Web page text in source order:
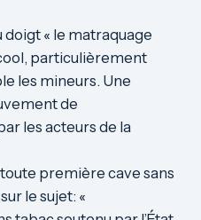
doigt « le matraquage
particulièrement
les mineurs. Une
de
les acteurs de la
première cave sans
le sujet: «